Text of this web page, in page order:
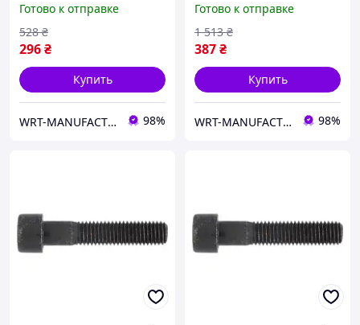
арт. 00941635 )
Готово к отправке
296₴
528 ₴
Купить
WRT-MANUFACTURING 98%
WURTH ( арт. 008214120 )
Готово к отправке
387₴
1 513 ₴
Купить
WRT-MANUFACTURING 98%